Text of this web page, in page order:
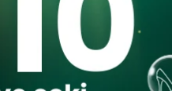
10